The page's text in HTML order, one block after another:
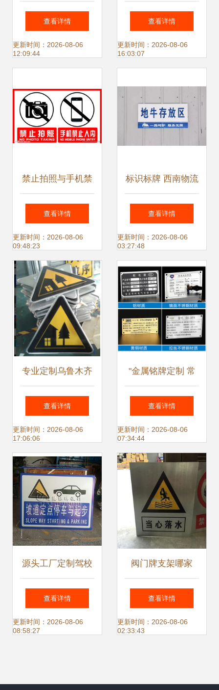
计与应用的全面解
析
查看详情
更新时间：2026-08-06
12:09:44
专业的标识制作与
标牌生产厂家
查看详情
更新时间：2026-08-06
16:03:07
禁止拍照与手机禁
止入内标牌的设计
与应用
查看详情
更新时间：2026-08-06
09:48:23
标识标牌 西南物流
专业化仓储服务的
直观彰显
查看详情
更新时间：2026-08-06
03:27:48
专业定制乌鲁木齐
各类道路标识牌，
西安阳光标牌厂助
您出行安全便捷
查看详情
更新时间：2026-08-06
17:06:06
"金属铭牌定制 常
见材质、工艺及其
适用场景",
查看详情
更新时间：2026-08-06
07:34:44
源头工厂定制驾校
场地训练标志牌与
科二、科三考试路
查看详情
更新时间：2026-08-06
08:58:27
阀门牌支架哪家
好？口碑优选盈宏
标牌，标识标牌品
查看详情
更新时间：2026-08-06
02:33:43